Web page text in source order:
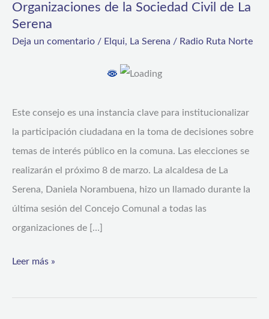
Organizaciones de la Sociedad Civil de La
Serena
Deja un comentario / Elqui, La Serena / Radio Ruta Norte
Este consejo es una instancia clave para institucionalizar
la participación ciudadana en la toma de decisiones sobre
temas de interés público en la comuna. Las elecciones se
realizarán el próximo 8 de marzo. La alcaldesa de La
Serena, Daniela Norambuena, hizo un llamado durante la
última sesión del Concejo Comunal a todas las
organizaciones de […]
agrupaciones
a
Comunal
de
Organizaciones
de
la
Sociedad
Civil
La
Leer más »